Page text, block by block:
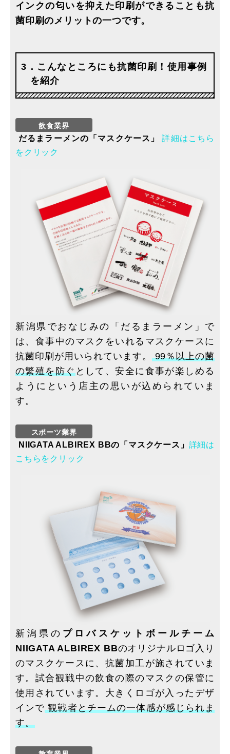
インクの匂いを抑えた印刷ができることも抗
菌印刷のメリットの一つです。
3．こんなところにも抗菌印刷！使用事例
を紹介
だるまラーメンの「マスクケース」
詳細はこちら
をクリック
新潟県でおなじみの「だるまラーメン」で
は、食事中のマスクをいれるマスクケースに
抗菌印刷が用いられています。
99％以上の菌
の繁殖を防ぐとして、安全に食事が楽しめる
ようにという店主の思いが込められていま
す。
NIIGATA ALBIREX BBの「マスクケース」 詳細は
こちらをクリック
新潟県の プロバスケットボールチーム
NIIGATA ALBIREX BBのオリジナルロゴ入り
のマスクケースに、抗菌加工が施されていま
す。試合観戦中の飲食の際のマスクの保管に
使用されています。大きくロゴが入ったデザ
インで 観戦者とチームの一体感が感じられま
す。